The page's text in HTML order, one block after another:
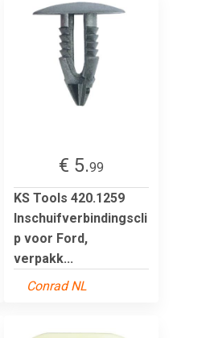
€ 5.99
KS Tools 420.1259
Inschuifverbindingscli
p voor Ford,
verpakk...
Conrad NL